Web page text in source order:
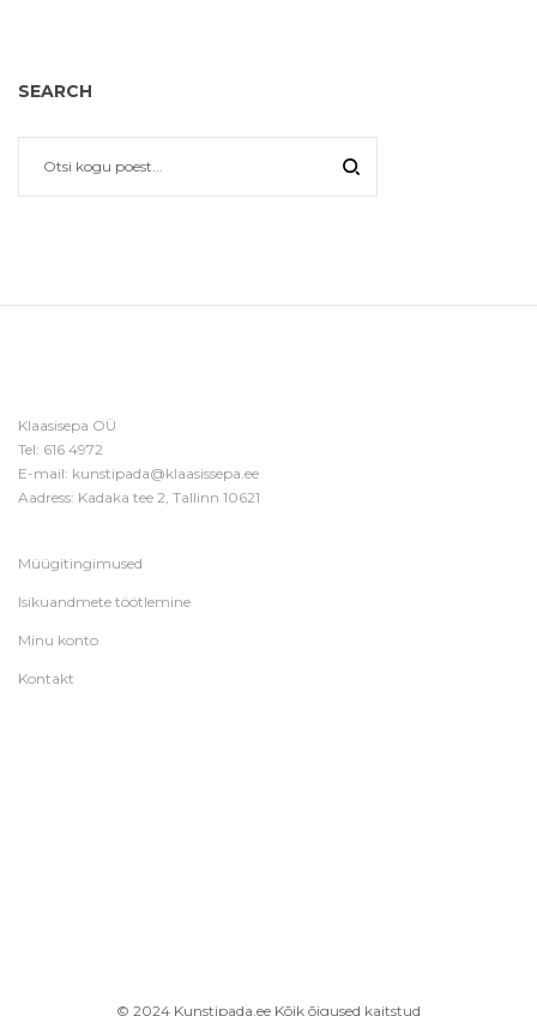
SEARCH
Klaasisepa OÜ
Tel: 616 4972
E-mail: kunstipada@klaasissepa.ee
Aadress: Kadaka tee 2, Tallinn 10621
Müügitingimused
Isikuandmete töötlemine
Minu konto
Kontakt
© 2024 Kunstipada.ee Kõik õigused kaitstud